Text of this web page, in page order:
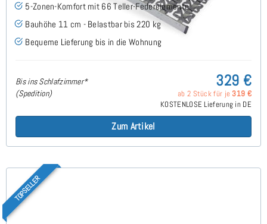
5-Zonen-Komfort mit 66 Teller-Federelemente
Bauhöhe 11 cm - Belastbar bis 220 kg
Bequeme Lieferung bis in die Wohnung
Bis ins Schlafzimmer*
(Spedition)
329 €
ab 2 Stück für je 319 €
KOSTENLOSE Lieferung in DE
Zum Artikel
TOPSELLER